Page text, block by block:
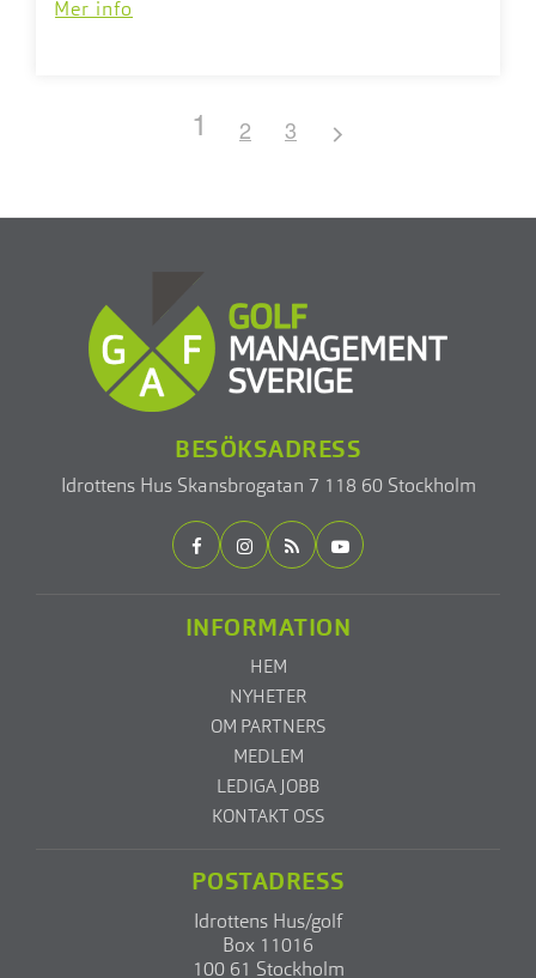
Mer info
1 2 3
BESÖKSADRESS
Idrottens HusSkansbrogatan 7 118 60 Stockholm
INFORMATION
HEM
NYHETER
OM PARTNERS
MEDLEM
LEDIGA JOBB
KONTAKT OSS
POSTADRESS
Idrottens Hus/golf
Box 11016
100 61 Stockholm